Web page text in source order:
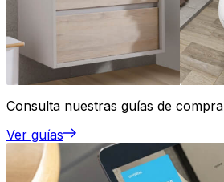
Consulta nuestras guías de compra
Ver guías